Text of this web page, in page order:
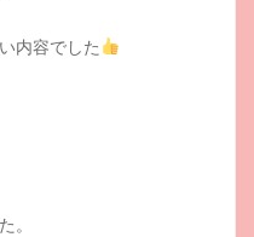
内容でした
。